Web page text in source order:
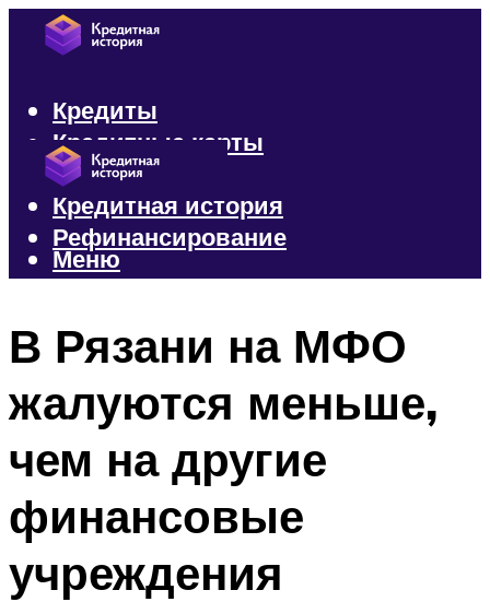
Кредиты
Кредитные карты
Микрозаймы
Кредитная история
Рефинансирование
Меню
В Рязани на МФО
жалуются меньше,
чем на другие
финансовые
учреждения